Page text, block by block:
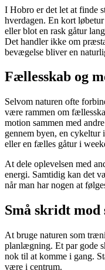
I Hobro er det let at finde
hverdagen. En kort
eller blot en rask gåtur
Det handler ikke om
bevægelse bliver en
Fællesskab og
Selvom naturen ofte
være rammen om
motion sammen med
gennem byen, en
eller en fælles gåtur i
At dele oplevelsen med
energi. Samtidig kan det
når man har nogen at
Små skridt
At bruge naturen som
planlægning. Et par gode
nok til at komme i gang.
være i centrum.